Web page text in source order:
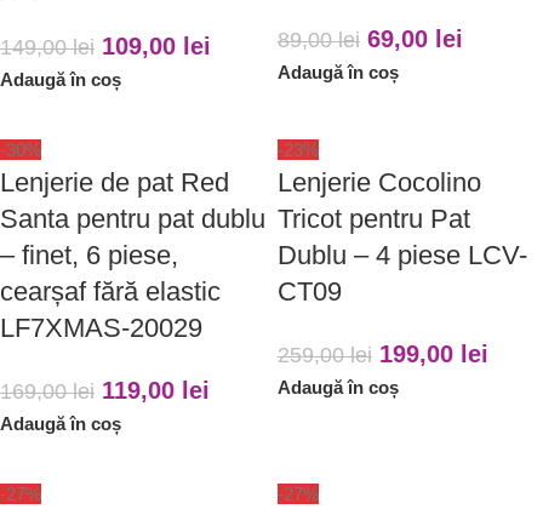
149,00lei 109,00 lei
Adaugă în coș
89,00lei 69,00 lei
Adaugă în coș
-30%
Lenjerie de pat Red
Santa pentru pat dublu
– finet, 6 piese,
cearșaf fără elastic
LF7XMAS-20029
169,00lei 119,00 lei
Adaugă în coș
-23%
Lenjerie Cocolino
Tricot pentru Pat
Dublu – 4 piese LCV-
CT09
259,00lei 199,00 lei
Adaugă în coș
-27% -27%